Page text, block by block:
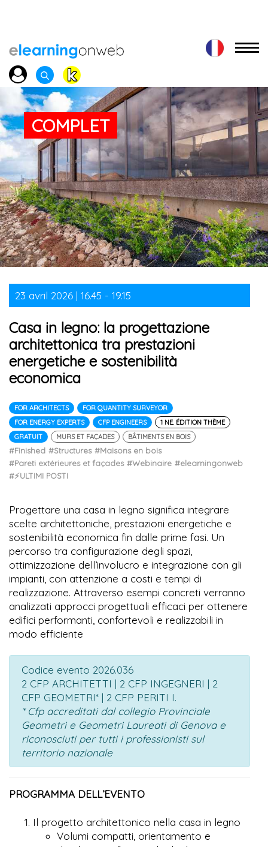
COMPLET
23 avril 2026 | 16.45 - 19.15
Casa in legno: la progettazione
architettonica tra prestazioni
energetiche e sostenibilità
economica
FOR ARCHITECTS
FOR QUANTITY SURVEYOR
FOR ENERGY EXPERTS
CFP ENGINEERS
1 NE. ÉDITION THÈME
GRATUIT
MURS ET FAÇADES BÂTIMENTS EN BOIS
#Finished #Structures #Maisons en bois
#Pareti extérieures et façades #Webinaire #elearningonweb
#⚡ULTIMI POSTI
Progettare una casa in legno significa integrare
scelte architettoniche, prestazioni energetiche e
sostenibilità economica fin dalle prime fasi. Un
percorso tra configurazione degli spazi,
ottimizzazione dell’involucro e integrazione con gli
impianti, con attenzione a costi e tempi di
realizzazione. Attraverso esempi concreti verranno
analizzati approcci progettuali efficaci per ottenere
edifici performanti, confortevoli e realizzabili in
modo efficiente
Codice evento 2026.036
2 CFP ARCHITETTI | 2 CFP INGEGNERI | 2
CFP GEOMETRI* | 2 CFP PERITI I.
* Cfp accreditati dal collegio Provinciale
Geometri e Geometri Laureati di Genova e
riconosciuti per tutti i professionisti sul
territorio nazionale
PROGRAMMA DELL’EVENTO
Il progetto architettonico nella casa in legno
Volumi compatti, orientamento e